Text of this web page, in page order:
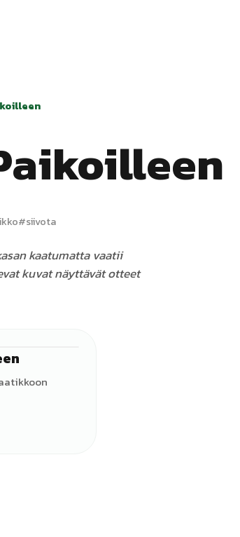
#siivota
kaatumatta vaatii
kuvat näyttävät otteet